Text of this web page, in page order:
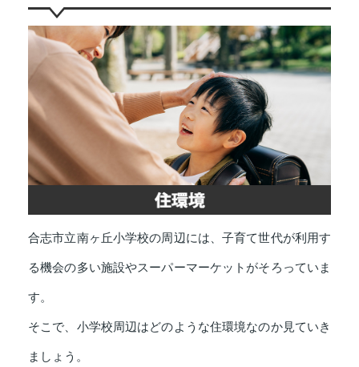
合志市立南ヶ丘小学校の周辺には、子育て世代が利用す
る機会の多い施設やスーパーマーケットがそろっていま
す。
そこで、小学校周辺はどのような住環境なのか見ていき
ましょう。